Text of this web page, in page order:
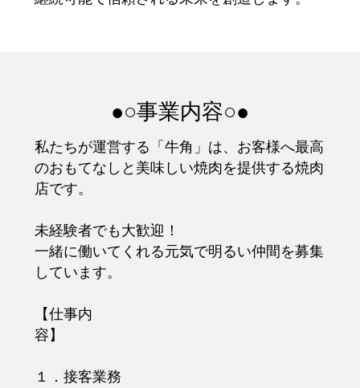
●○事業内容○●
私たちが運営する「牛角」は、お客様へ最高
のおもてなしと美味しい焼肉を提供する焼肉
店です。
未経験者でも大歓迎！
一緒に働いてくれる元気で明るい仲間を募集
しています。
【仕事内
容】
１．接客業務